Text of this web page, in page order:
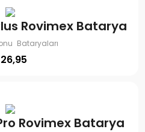
Rovimex Batarya
Bataryaları
26,95
Rovimex Batarya